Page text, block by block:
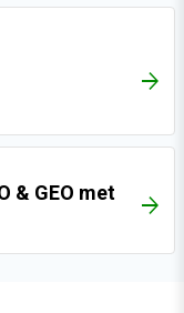
ARROW_FORWARD
& GEO met